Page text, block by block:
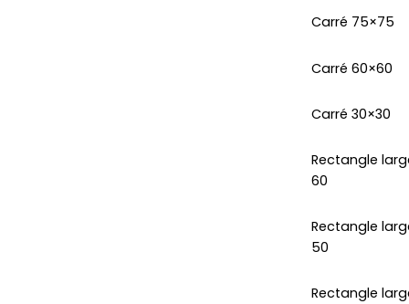
Carré 75×75
Carré 60×60
Carré 30×30
Rectangle
60
Rectangle
50
Rectangle